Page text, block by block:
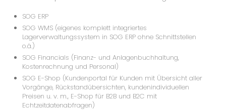
SOG ERP
SOG WMS (eigenes komplett integriertes
Lagerverwaltungssystem in SOG ERP ohne Schnittstellen
o.ä.)
SOG Financials (Finanz- und Anlagenbuchhaltung,
Kostenrechnung und Personal)
SOG E-Shop (Kundenportal für Kunden mit Übersicht aller
Vorgänge, Rückstandübersichten, kundenindividuellen
Preisen u. v. m., E-Shop für B2B und B2C mit
Echtzeitdatenabfragen)